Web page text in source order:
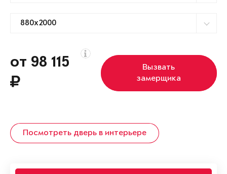
от 98 115
Вызвать
замерщика
Посмотреть дверь в интерьере